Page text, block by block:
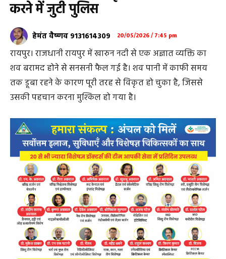
करने में जुटी पुलिस
हेमंत वैष्णव 9131614309 20/05/2026 / 7:45 pm
रायपुर। राजधानी रायपुर में खारुन नदी से एक अज्ञात व्यक्ति का
शव बरामद होने से सनसनी फैल गई है। शव पानी में काफी समय
तक डूबा रहने के कारण पूरी तरह से विकृत हो चुका है, जिससे
उसकी पहचान करना मुश्किल हो गया है।